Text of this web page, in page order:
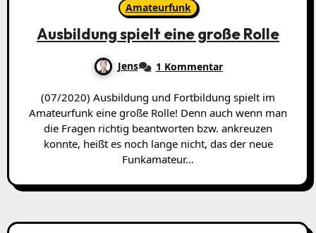
Amateurfunk
Ausbildung spielt eine große Rolle
Jens 1 Kommentar
(07/2020) Ausbildung und Fortbildung spielt im
Amateurfunk eine große Rolle! Denn auch wenn man
die Fragen richtig beantworten bzw. ankreuzen
konnte, heißt es noch lange nicht, das der neue
Funkamateur…